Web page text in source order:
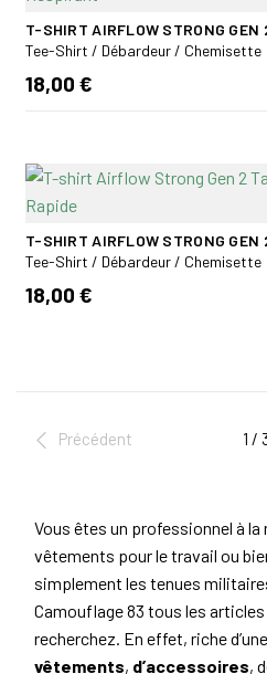
Vous êtes un professionnel à la
vêtements pour le travail ou
simplement les tenues
Camouflage 83 tous les
recherchez. En effet, riche
vêtements, d’accessoires,
T-SHIRT AIRFLOW STRONG GEN
Tee-Shirt / Débardeur / Chemisette
18,00 €
T-SHIRT AIRFLOW STRONG GEN
Tee-Shirt / Débardeur / Chemisette
18,00 €
Précédent 1 /